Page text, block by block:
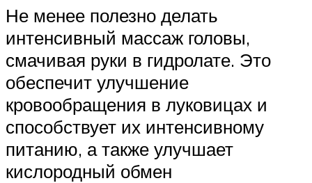
Не менее полезно делать
интенсивный массаж головы,
смачивая руки в гидролате. Это
обеспечит улучшение
кровообращения в луковицах и
способствует их интенсивному
питанию, а также улучшает
кислородный обмен